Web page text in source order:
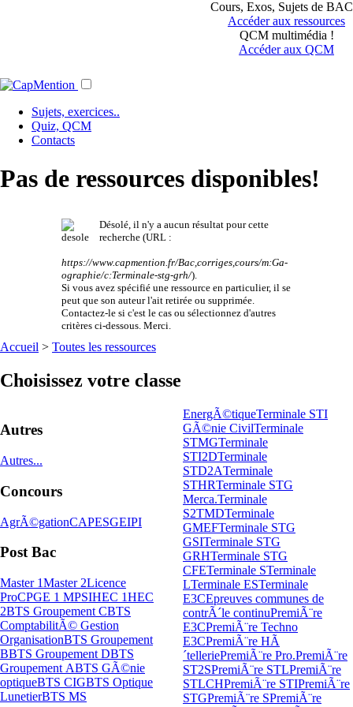
Cours, Exos, Sujets de
Accéder aux ressources
QCM multimédia !
Accéder aux QCM
Sujets, exercices..
Quiz, QCM
Contacts
Pas de ressources disponibles!
Désolé, il n'y a aucun résultat pour cette
recherche (URL :
https://www.capmention.fr/Bac,corriges,cours/m:Ga-
ographie/c:Terminale-stg-grh/).
Si vous avez spécifié une ressource en particulier, il se
peut que son auteur l'ait retirée ou supprimée.
Contactez-le si c'est le cas ou sélectionnez d'autres
critères ci-dessous. Merci.
Accueil > Toutes les ressources
Choisissez votre classe
Autres
Autres...
Concours
AgrÃ©gationCAPESGEIPI
Post Bac
Master 1Master 2Licence
ProCPGE 1 MPSIHEC 1HEC
2BTS Groupement CBTS
ComptabilitÃ© Gestion
OrganisationBTS Groupement
BBTS Groupement DBTS
Groupement ABTS GÃ©nie
optiqueBTS CIGBTS Optique
LunetierBTS MS
EnergÃ©tiqueTerminale STI
GÃ©nie CivilTerminale
STMGTerminale
STI2DTerminale
STD2ATerminale
STHRTerminale STG
Merca.Terminale
S2TMDTerminale
GMEFTerminale STG
GSITerminale STG
GRHTerminale STG
CFETerminale STerminale
LTerminale ESTerminale
E3CEpreuves communes de
contrÃ´le continuPremiÃ¨re
E3CPremiÃ¨re Techno
E3CPremiÃ¨re HÃ
´telleriePremiÃ¨re Pro.PremiÃ¨re
ST2SPremiÃ¨re STLPremiÃ¨re
STLCHPremiÃ¨re STIPremiÃ¨re
STGPremiÃ¨re SPremiÃ¨re